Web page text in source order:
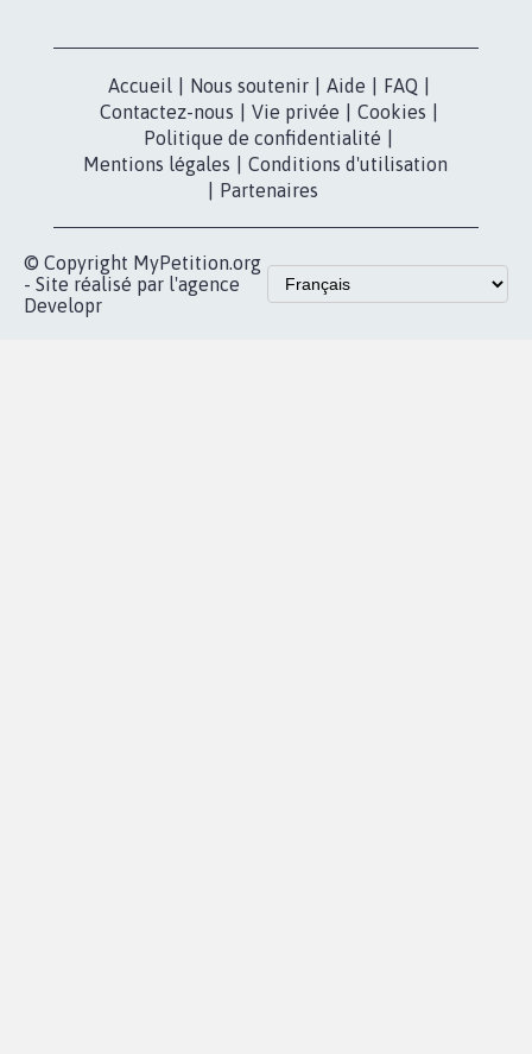
Accueil Nous soutenir Aide FAQ
Contactez-nous
Vie privée Cookies
Politique de confidentialité
Mentions légales
Conditions d'utilisation
Partenaires
© Copyright MyPetition.org
- Site réalisé par l'agence
Developr